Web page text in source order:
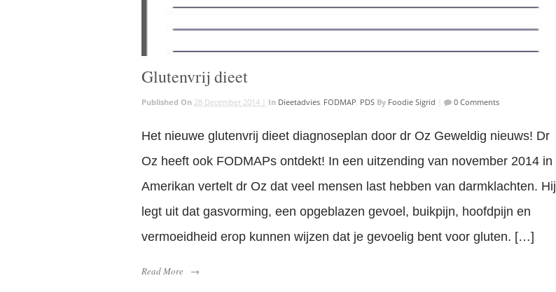
Glutenvrij dieet
Published On 28 December 2014 | In Dieetadvies, FODMAP, PDS By Foodie Sigrid 0 Comments
Het nieuwe glutenvrij dieet diagnoseplan door dr Oz Geweldig nieuws! Dr
Oz heeft ook FODMAPs ontdekt! In een uitzending van november 2014 in
Amerikan vertelt dr Oz dat veel mensen last hebben van darmklachten. Hij
legt uit dat gasvorming, een opgeblazen gevoel, buikpijn, hoofdpijn en
vermoeidheid erop kunnen wijzen dat je gevoelig bent voor gluten. […]
Read More →